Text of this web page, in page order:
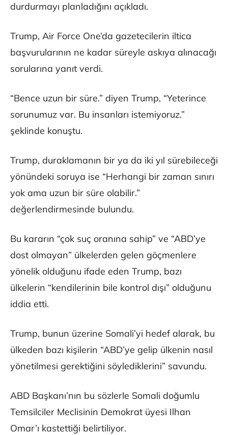
durdurmayı planladığını açıkladı.
Trump, Air Force One’da gazetecilerin iltica
başvurularının ne kadar süreyle askıya alınacağı
sorularına yanıt verdi.
“Bence uzun bir süre.” diyen Trump, “Yeterince
sorunumuz var. Bu insanları istemiyoruz.”
şeklinde konuştu.
Trump, duraklamanın bir ya da iki yıl sürebileceği
yönündeki soruya ise “Herhangi bir zaman sınırı
yok ama uzun bir süre olabilir.”
değerlendirmesinde bulundu.
Bu kararın “çok suç oranına sahip” ve “ABD’ye
dost olmayan” ülkelerden gelen göçmenlere
yönelik olduğunu ifade eden Trump, bazı
ülkelerin “kendilerinin bile kontrol dışı” olduğunu
iddia etti.
Trump, bunun üzerine Somali’yi hedef alarak, bu
ülkeden bazı kişilerin “ABD’ye gelip ülkenin nasıl
yönetilmesi gerektiğini söylediklerini” savundu.
ABD Başkanı’nın bu sözlerle Somali doğumlu
Temsilciler Meclisinin Demokrat üyesi Ilhan
Omar’ı kastettiği belirtiliyor.